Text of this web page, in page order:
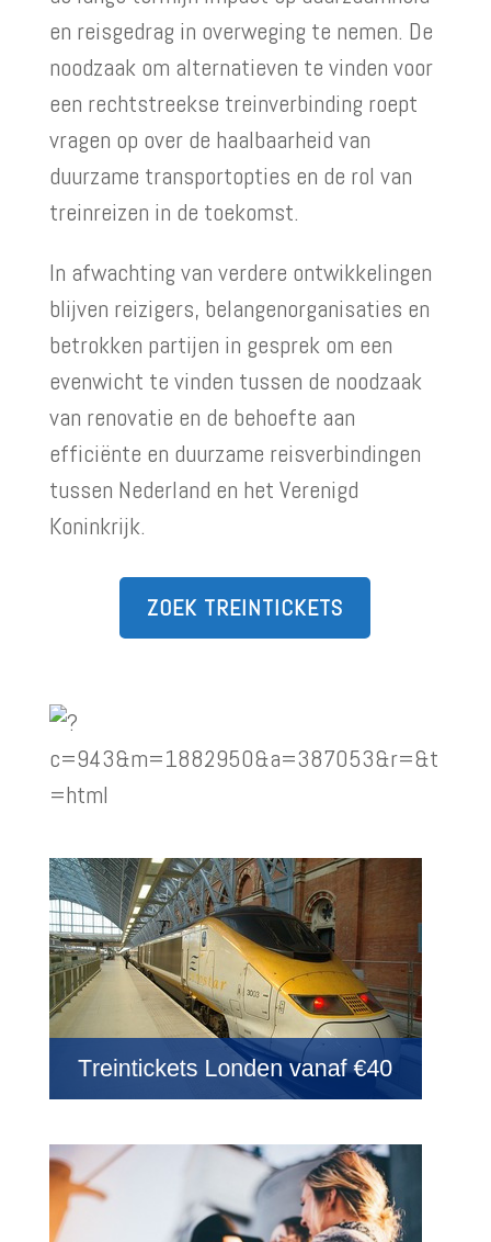
en reisgedrag in overweging te nemen. De
noodzaak om alternatieven te vinden voor
een rechtstreekse treinverbinding roept
vragen op over de haalbaarheid van
duurzame transportopties en de rol van
treinreizen in de toekomst.
In afwachting van verdere ontwikkelingen
blijven reizigers, belangenorganisaties en
betrokken partijen in gesprek om een
evenwicht te vinden tussen de noodzaak
van renovatie en de behoefte aan
efficiënte en duurzame reisverbindingen
tussen Nederland en het Verenigd
Koninkrijk.
ZOEK TREINTICKETS